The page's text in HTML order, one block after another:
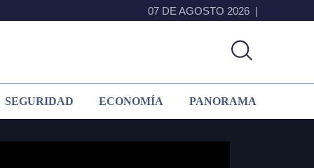
07 DE AGOSTO 2026
SEGURIDAD ECONOMÍA PANORAMA